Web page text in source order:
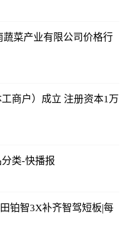
蔬菜产业有限公司价格行
商户）成立 注册资本1万
类-快播报
铂智3X补齐智驾短板|每